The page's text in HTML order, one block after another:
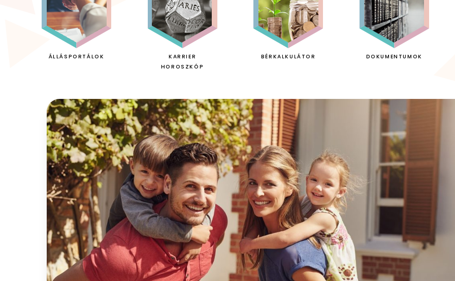
ÁLLÁSPORTÁLOK
KARRIER
HOROSZKÓP
BÉRKALKULÁTOR DOKUMENTUMOK